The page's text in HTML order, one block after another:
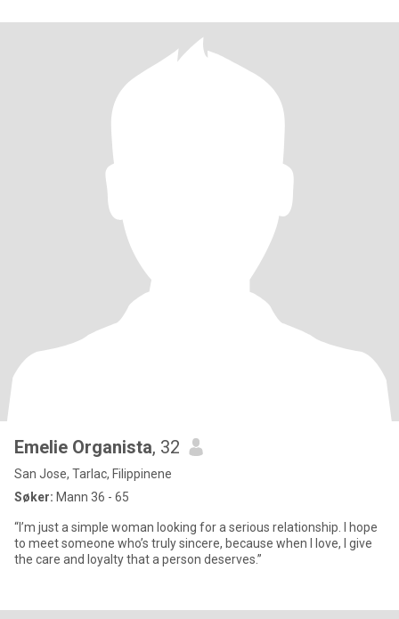
Emelie Organista, 32
San Jose, Tarlac, Filippinene
Søker: Mann 36 - 65
“I’m just a simple woman looking for a serious relationship. I hope
to meet someone who’s truly sincere, because when I love, I give
the care and loyalty that a person deserves.”